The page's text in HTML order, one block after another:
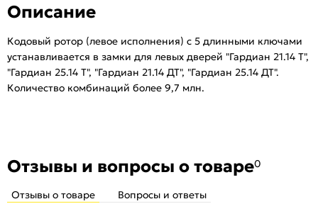
Описание
Кодовый ротор (левое исполнения) с 5 длинными ключами
устанавливается в замки для левых дверей "Гардиан 21.14 Т",
"Гардиан 25.14 Т", "Гардиан 21.14 ДТ", "Гардиан 25.14 ДТ".
Количество комбинаций более 9,7 млн.
Отзывы и вопросы о товаре0
Отзывы о товаре Вопросы и ответы